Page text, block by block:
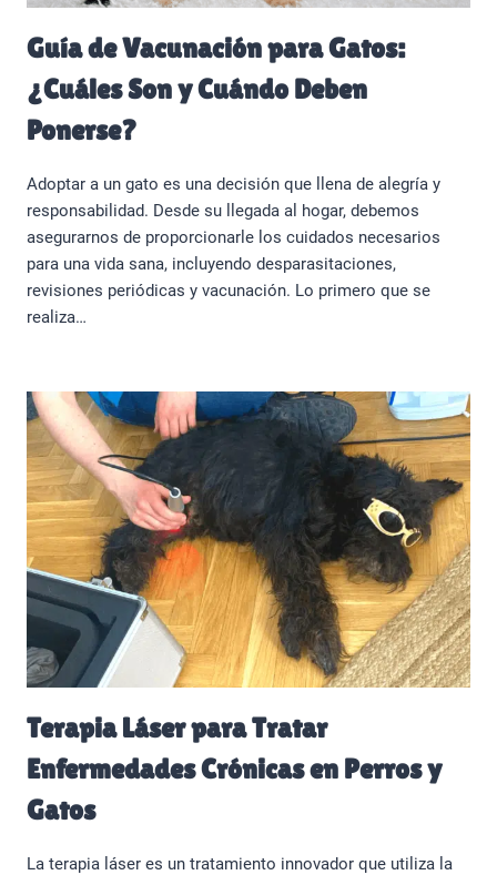
Guía de Vacunación para Gatos:
¿Cuáles Son y Cuándo Deben
Ponerse?
Adoptar a un gato es una decisión que llena de alegría y
responsabilidad. Desde su llegada al hogar, debemos
asegurarnos de proporcionarle los cuidados necesarios
para una vida sana, incluyendo desparasitaciones,
revisiones periódicas y vacunación. Lo primero que se
realiza…
Terapia Láser para Tratar
Enfermedades Crónicas en Perros y
Gatos
La terapia láser es un tratamiento innovador que utiliza la